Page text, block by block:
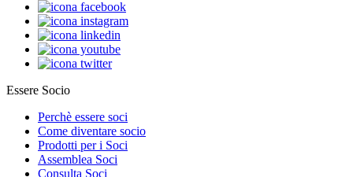
Essere Socio
Perchè essere soci
Come diventare socio
Prodotti per i Soci
Assemblea Soci
Consulta Soci